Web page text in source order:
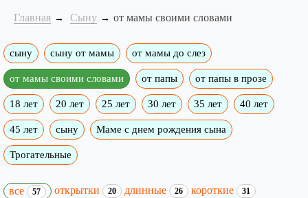
Главная Сыну от мамы своими словами
сыну сыну от мамы от мамы до слез
от мамы своими словами от папы от папы в прозе
18 лет 20 лет 25 лет 30 лет 35 лет 40 лет
45 лет сыну Маме с днем рождения сына
Трогательные
все 57 открытки 20 длинные 26 короткие 31